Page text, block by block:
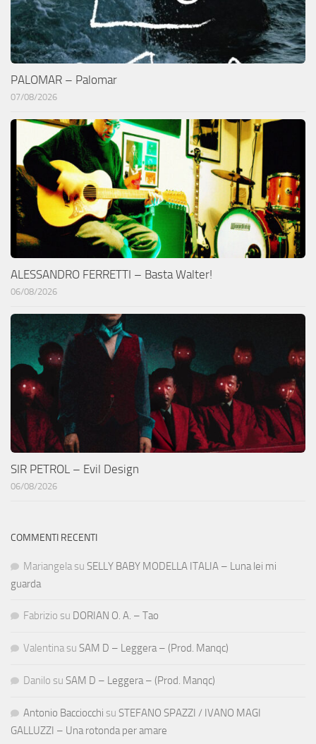
PALOMAR – Palomar
07/08/2026
ALESSANDRO FERRETTI – Basta Walter!
06/08/2026
SIR PETROL – Evil Design
06/08/2026
COMMENTI RECENTI
Mariangela su SELLY BABY MODELLA ITALIA – Luna lei mi
guarda
Fabrizio su DORIAN O. A. – Tao
Valentina su SAM D – Leggera – (Prod. Manqc)
Danilo su SAM D – Leggera – (Prod. Manqc)
Antonio Bacciocchi su STEFANO SPAZZI / IVANO MAGI
GALLUZZI – Una rotonda per amare